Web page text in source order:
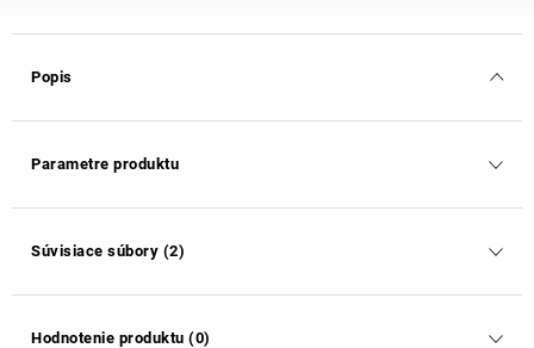
Popis
Parametre produktu
Súvisiace súbory (2)
Hodnotenie produktu (0)